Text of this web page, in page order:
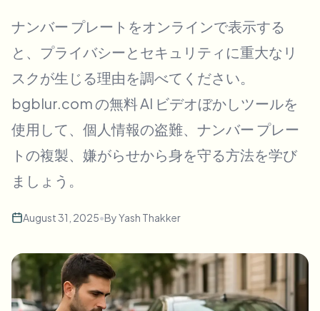
ビデオインテリジェンス
複数の動画をまとめて処理
企業ゾーン、ポリシー、レビュー
API & SDK
アップロード、ジョブ、ウェブフックを自動化
お問い合わせフォーム
ビデオインテリジェンス
一括背景除去
ナンバー プレートをオンラインで表示する
と、プライバシーとセキュリティに重大なリ
スクが生じる理由を調べてください。
bgblur.com の無料 AI ビデオぼかしツールを
使用して、個人情報の盗難、ナンバー プレー
トの複製、嫌がらせから身を守る方法を学び
ましょう。
August 31, 2025•ByYash Thakker